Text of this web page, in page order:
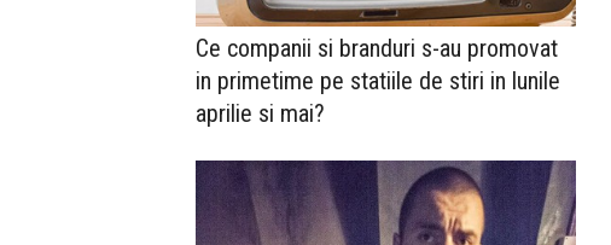
Ce companii si branduri s-au promovat
in primetime pe statiile de stiri in lunile
aprilie si mai?